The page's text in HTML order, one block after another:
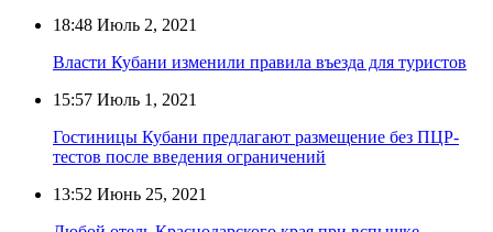
18:48 Июль 2, 2021
Власти Кубани изменили правила въезда для туристов
15:57 Июль 1, 2021
Гостиницы Кубани предлагают размещение без ПЦР-
тестов после введения ограничений
13:52 Июнь 25, 2021